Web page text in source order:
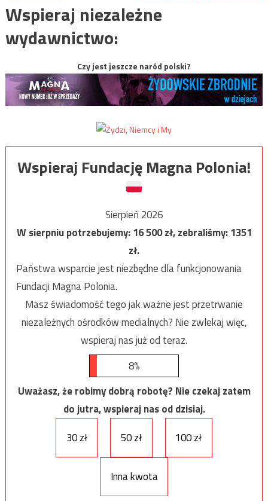
Wspieraj niezależne
wydawnictwo:
Czy jest jeszcze naród polski?
Wspieraj Fundację Magna Polonia!
Sierpień 2026
W sierpniu potrzebujemy:16 500zł, zebraliśmy:1351
zł.
Państwa wsparcie jest niezbędne dla funkcjonowania
Fundacji Magna Polonia.
Masz świadomość tego jak ważne jest przetrwanie
niezależnych ośrodków medialnych? Nie zwlekaj więc,
wspieraj nas już od teraz.
8%
Uważasz, że robimy dobrą robotę? Nie czekaj zatem
do jutra, wspieraj nas od dzisiaj.
30 zł
50 zł 100 zł
Inna kwota